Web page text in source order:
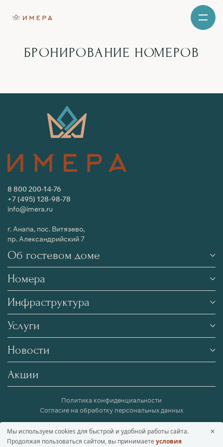
БРОНИРОВАНИЕ НОМЕРОВ
8 800 200-14-76
+7 (495) 128-98-78
info@imera.ru
г. Анапа, пос. Витязево,
пр. Александрийский 7
Об гостевом доме
Номера
Инфраструктура
Услуги
Новости
Акции
Политика конфиденциальности
Согласие на обработку персональных данных
© Copyright 2026 г.
Сделано в
Мы используем cookies для быстрой и удобной работы сайта.
Продолжая пользоваться сайтом, вы принимаете условия
✕